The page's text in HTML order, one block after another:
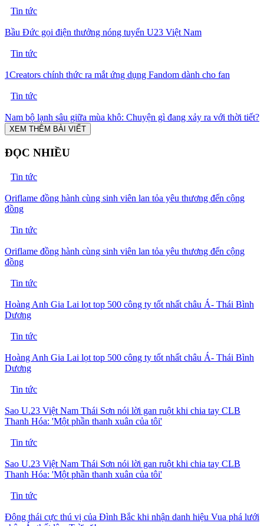
Tin tức
Bầu Đức gọi điện thưởng nóng tuyển U23 Việt Nam
Tin tức
1Creators chính thức ra mắt ứng dụng Fandom dành cho fan
Tin tức
Nam bộ lạnh sâu giữa mùa khô: Chuyện gì đang xảy ra với thời tiết?
XEM THÊM BÀI VIẾT
ĐỌC NHIỀU
Tin tức
Oriflame đồng hành cùng sinh viên lan tỏa yêu thương đến cộng
đồng
Tin tức
Oriflame đồng hành cùng sinh viên lan tỏa yêu thương đến cộng
đồng
Tin tức
Hoàng Anh Gia Lai lọt top 500 công ty tốt nhất châu Á- Thái Bình
Dương
Tin tức
Hoàng Anh Gia Lai lọt top 500 công ty tốt nhất châu Á- Thái Bình
Dương
Tin tức
Sao U.23 Việt Nam Thái Sơn nói lời gan ruột khi chia tay CLB
Thanh Hóa: 'Một phần thanh xuân của tôi'
Tin tức
Sao U.23 Việt Nam Thái Sơn nói lời gan ruột khi chia tay CLB
Thanh Hóa: 'Một phần thanh xuân của tôi'
Tin tức
Động thái cực thú vị của Đình Bắc khi nhận danh hiệu Vua phá lưới